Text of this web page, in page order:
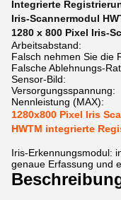
Integrierte
Iris-Scannermodul
1280 x 800 Pixel Iris-
Arbeitsabstand:
Falsch nehmen Sie die
Falsche Ablehnungs-
Sensor-Bild:
Versorgungsspannung:
Nennleistung (MAX):
1280x800 Pixel Iris
HWTM integrierte
Iris-Erkennungsmodul:
genaue Erfassung und